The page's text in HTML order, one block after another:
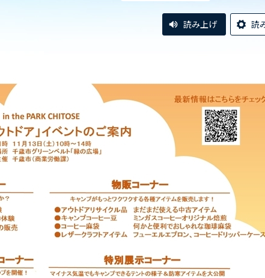
読み上げ 読